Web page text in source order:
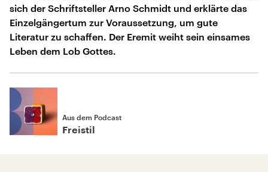
sich der Schriftsteller Arno Schmidt und erklärte das
Einzelgängertum zur Voraussetzung, um gute
Literatur zu schaffen. Der Eremit weiht sein einsames
Leben dem Lob Gottes.
Aus dem Podcast
Freistil